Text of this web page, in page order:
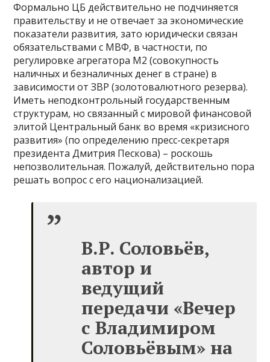
Формально ЦБ действительно не подчиняется
правительству и не отвечает за экономические
показатели развития, зато юридически связан
обязательствами с МВФ, в частности, по
регулировке агрегатора М2 (совокупность
наличных и безналичных денег в стране) в
зависимости от ЗВР (золотовалютного резерва).
Иметь неподконтрольный государственным
структурам, но связанный с мировой финансовой
элитой Центральный банк во время «кризисного
развития» (по определению пресс-секретаря
президента Дмитрия Пескова) – роскошь
непозволительная. Пожалуй, действительно пора
решать вопрос с его национализацией.
В.Р. Соловьёв,
автор и
ведущий
передачи «Вечер
с Владимиром
Соловьёвым» на